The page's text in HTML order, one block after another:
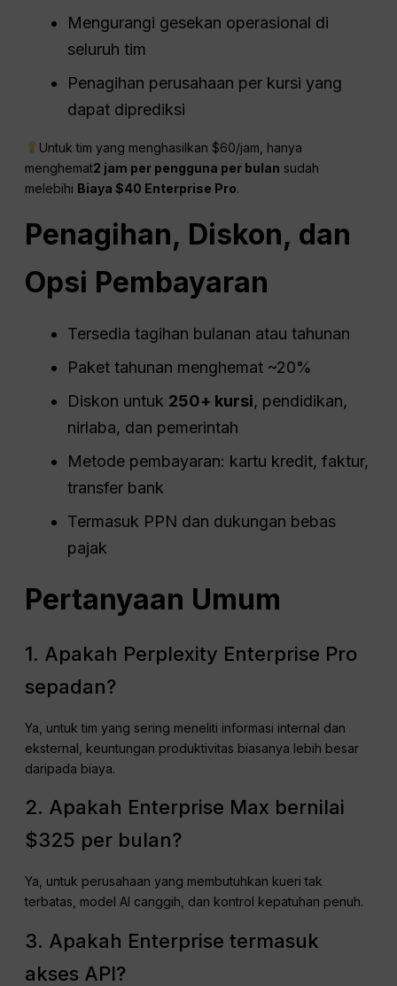
Mengurangi gesekan operasional di
seluruh tim
Penagihan perusahaan per kursi yang
dapat diprediksi
Untuk tim yang menghasilkan $60/jam, hanya
menghemat2 jam per pengguna per bulan sudah
melebihi Biaya $40 Enterprise Pro.
Penagihan, Diskon, dan
Opsi Pembayaran
Tersedia tagihan bulanan atau tahunan
Paket tahunan menghemat ~20%
Diskon untuk 250+ kursi, pendidikan,
nirlaba, dan pemerintah
Metode pembayaran: kartu kredit, faktur,
transfer bank
Termasuk PPN dan dukungan bebas
pajak
Pertanyaan Umum
1. Apakah Perplexity Enterprise Pro
sepadan?
Ya, untuk tim yang sering meneliti informasi internal dan
eksternal, keuntungan produktivitas biasanya lebih besar
daripada biaya.
2. Apakah Enterprise Max bernilai
$325 per bulan?
Ya, untuk perusahaan yang membutuhkan kueri tak
terbatas, model AI canggih, dan kontrol kepatuhan penuh.
3. Apakah Enterprise termasuk
akses API?